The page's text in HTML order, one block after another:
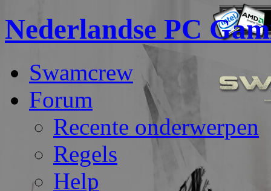
Nederlandse PC
Swamcrew
Forum
Recente onderwerpen
Regels
Help